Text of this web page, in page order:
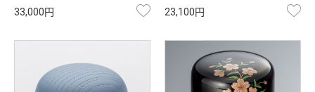
33,000円
お気に入り
23,100円